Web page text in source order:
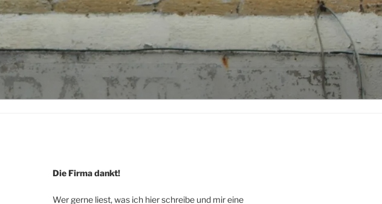
Die Firma dankt!
Wer gerne liest, was ich hier schreibe und mir eine